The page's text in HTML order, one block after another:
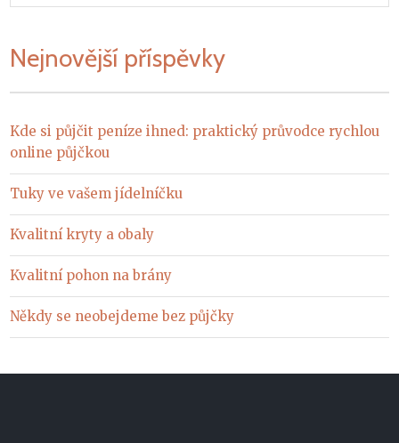
Nejnovější příspěvky
Kde si půjčit peníze ihned: praktický průvodce rychlou
online půjčkou
Tuky ve vašem jídelníčku
Kvalitní kryty a obaly
Kvalitní pohon na brány
Někdy se neobejdeme bez půjčky